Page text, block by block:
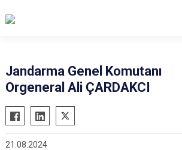
Jandarma Genel Komutanı
Orgeneral Ali ÇARDAKCI
21.08.2024